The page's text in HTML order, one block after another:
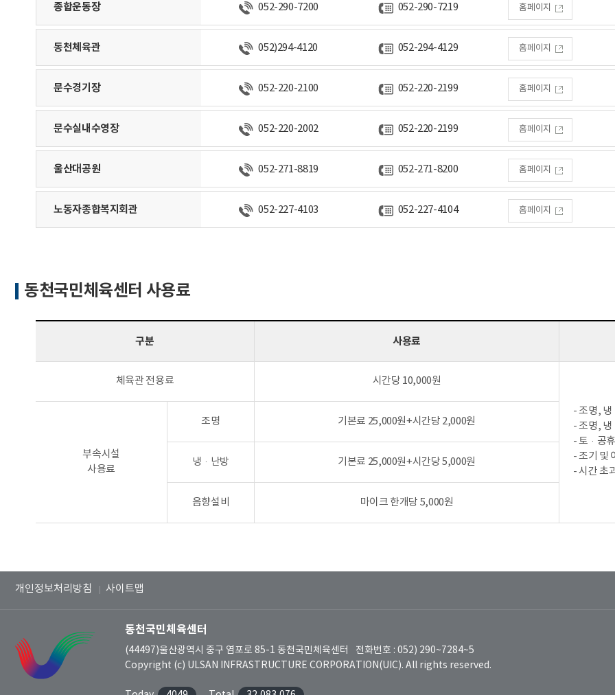
종합운동장 052-290-7200 052-290-7219 홈페이지
동천체육관 052)294-4120 052-294-4129 홈페이지
문수경기장 052-220-2100 052-220-2199 홈페이지
문수실내수영장 052-220-2002 052-220-2199 홈페이지
울산대공원 052-271-8819 052-271-8200 홈페이지
노동자종합복지회관 052-227-4103 052-227-4104 홈페이지
동천국민체육센터 사용료
구분 사용료
체육관 전용료 시간당 10,000원
- 조명,
- 조명,
- 토·공
- 조기 및
- 시간 초
부속시설
사용료
조명 기본료 25,000원+시간당 2,000원
냉·난방 기본료 25,000원+시간당 5,000원
음향설비 마이크 한개당 5,000원
개인정보처리방침 사이트맵
동천국민체육센터
(44497)울산광역시 중구 염포로 85-1 동천국민체육센터
전화번호 : 052) 290~7284~5
Copyright (c) ULSAN INFRASTRUCTURE CORPORATION(UIC). All rights reserved.